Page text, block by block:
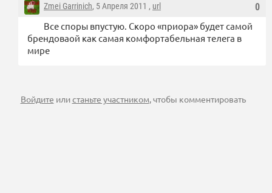
0
Zmei Garrinich, 5 Апреля 2011 , url
Все споры впустую. Скоро «приора» будет самой
брендоваой как самая комфортабельная телега в
мире
Войдите илистаньте участником, чтобы комментировать